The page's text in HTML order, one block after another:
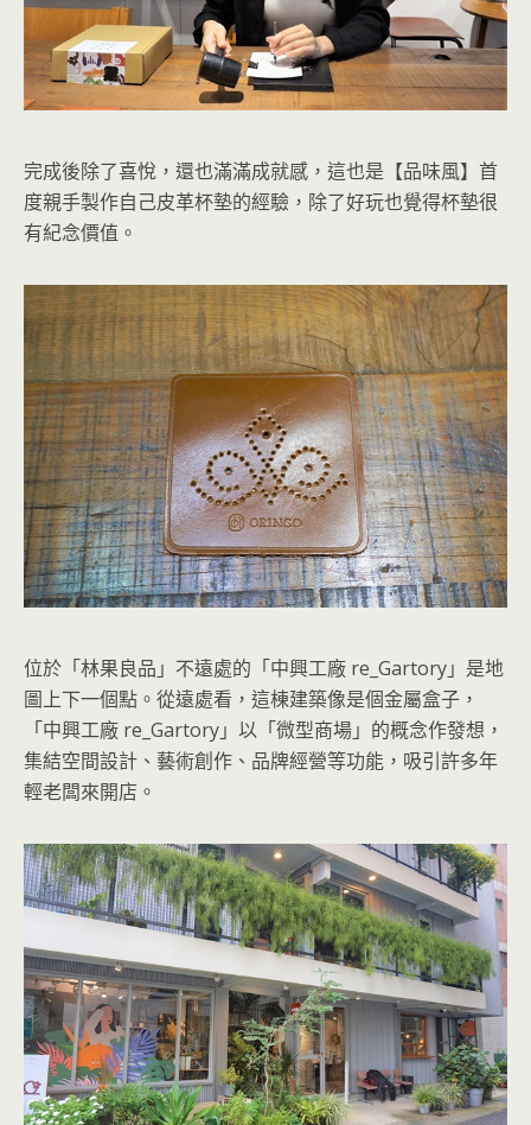
完成後除了喜悅，還也滿滿成就感，這也是【品味風】首
度親手製作自己皮革杯墊的經驗，除了好玩也覺得杯墊很
有紀念價值。
位於「林果良品」不遠處的「中興工廠 re_Gartory」是地
圖上下一個點。從遠處看，這棟建築像是個金屬盒子，
「中興工廠 re_Gartory」以「微型商場」的概念作發想，
集結空間設計、藝術創作、品牌經營等功能，吸引許多年
輕老闆來開店。